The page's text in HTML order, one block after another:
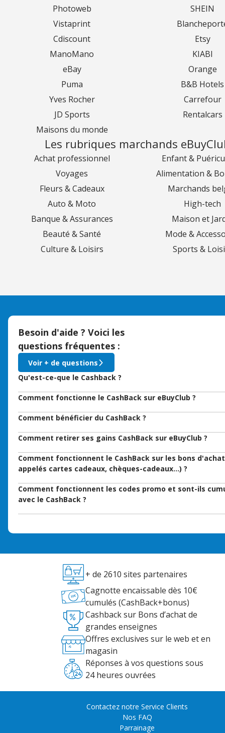
Photoweb
SHEIN
Vistaprint
Cdiscount
Etsy
ManoMano
KIABI
eBay
Orange
Puma
B&B Hotels
Yves Rocher
Carrefour
JD Sports
Rentalcars
Maisons du monde
Les rubriques marchands
Achat professionnel
Enfant &
Voyages
Alimentation &
Fleurs & Cadeaux
Marchands
Auto & Moto
High-tech
Banque & Assurances
Maison et
Beauté & Santé
Mode &
Culture & Loisirs
Sports &
Besoin d'aide ? Voici les
questions fréquentes :
Voir + de questions
Qu'est-ce-que le Cashback ?
Comment fonctionne le CashBack sur eBuyClub ?
Comment bénéficier du CashBack ?
Comment retirer ses gains CashBack sur eBuyClub ?
Comment fonctionnent le CashBack sur les bons
appelés cartes cadeaux, chèques-cadeaux…) ?
Comment fonctionnent les codes promo et sont-ils
avec le CashBack ?
+ de 2610 sites partenaires
Cagnotte encaissable dès 10€
cumulés (CashBack+bonus)
Cashback sur Bons d’achat de
grandes enseignes
Offres exclusives sur le web et en
magasin
Réponses à vos questions sous
24 heures ouvrées
Contactez notre Service Clients
Nos FAQ
Parrainage